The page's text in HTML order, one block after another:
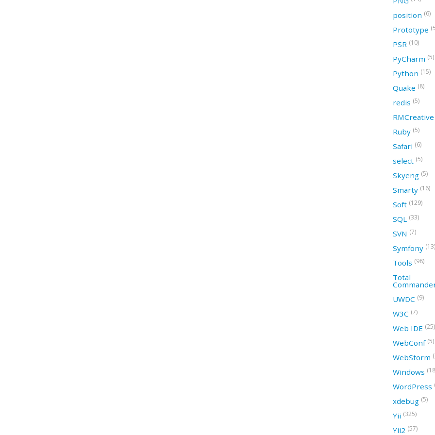
position (6)
Prototype
PSR (10)
PyCharm (5)
Python (15)
Quake (8)
redis (5)
RMCreative
Ruby (5)
Safari (6)
select (5)
Skyeng (5)
Smarty (16)
Soft (129)
SQL (33)
SVN (7)
Symfony (13)
Tools (98)
Total
UWDC (9)
W3C (7)
Web IDE (25)
WebConf (5)
WebStorm
Windows
WordPress
xdebug (5)
Yii (325)
Yii2 (57)